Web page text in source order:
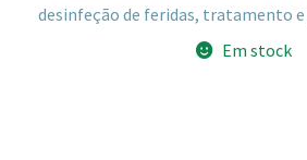
desinfeção de feridas, tratamento e
atleta e preparação da pele
Em stock